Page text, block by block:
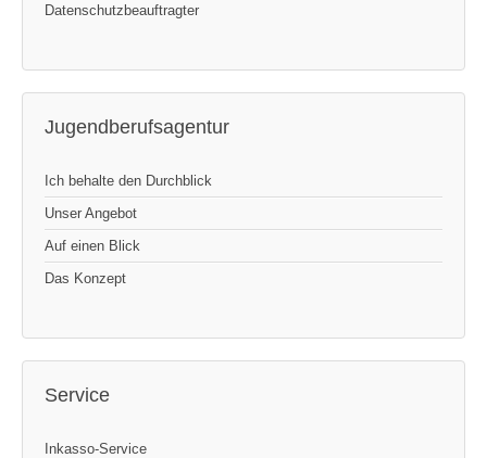
Datenschutzbeauftragter
Jugendberufsagentur
Ich behalte den Durchblick
Unser Angebot
Auf einen Blick
Das Konzept
Service
Inkasso-Service